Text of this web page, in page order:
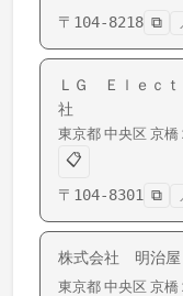
〒 104-8218 ⧉
ＬＧ Ｅｌｅｃ
社
東京都 中央区 京橋
📋
〒 104-8301 ⧉
株式会社 明治屋
東京都 中央区 京橋